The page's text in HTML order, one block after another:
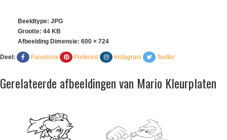
Beeldtype: JPG
Grootte: 44 KB
Afbeelding Dimensie: 600 × 724
Deel: Facebook Pinterest Instagram Twitter
Gerelateerde afbeeldingen van Mario Kleurplaten